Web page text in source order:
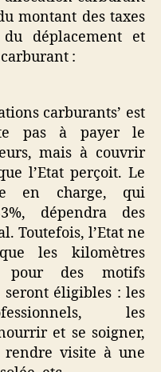
montant des taxes
déplacement et
:
carburants’ est
pas à payer le
mais à couvrir
l’Etat perçoit. Le
en charge, qui
dépendra des
Toutefois, l’Etat ne
les kilomètres
pour des motifs
éligibles : les
les
et se soigner,
rendre visite à une